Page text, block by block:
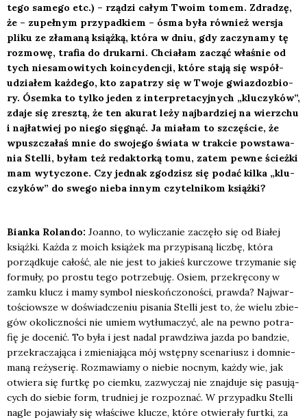
tego same­go etc.) – rzą­dzi całym Two­im tomem. Zdra­dzę,
że – zupeł­nym przy­pad­kiem – ósma była rów­nież wer­sja
pli­ku ze zła­ma­ną książ­ką, któ­ra w dniu, gdy zaczy­na­my tę
roz­mo­wę, tra­fia do dru­kar­ni. Chcia­łam zacząć wła­śnie od
tych nie­sa­mo­wi­tych koin­cy­den­cji, któ­re sta­ją się współ­
udzia­łem każ­de­go, kto zapa­trzy się w Two­je gwiaz­do­zbio­
ry. Ósem­ka to tyl­ko jeden z inter­pre­ta­cyj­nych „klu­czy­ków”,
zda­je się zresz­tą, że ten aku­rat leży naj­bar­dziej na wierz­chu
i naj­ła­twiej po nie­go się­gnąć. Ja mia­łam to szczę­ście, że
wpusz­cza­łaś mnie do swo­je­go świa­ta w trak­cie powsta­wa­
nia Stel­li, byłam też redak­tor­ką tomu, zatem pew­ne ścież­ki
mam wyty­czo­ne. Czy jed­nak zgo­dzisz się podać kil­ka „klu­
czy­ków” do swe­go nie­ba innym czy­tel­ni­kom książ­ki?
Bian­ka Rolan­do: Joan­no, to wyli­cza­nie zaczę­ło się od Bia­łej
książ­ki. Każ­da z moich ksią­żek ma przy­pi­sa­ną licz­bę, któ­ra
porząd­ku­je całość, ale nie jest to jakieś kur­czo­we trzy­ma­nie się
for­mu­ły, po pro­stu tego potrze­bu­ję. Osiem, prze­krę­co­ny w
zam­ku klucz i mamy sym­bol nie­skoń­czo­no­ści, praw­da? Naj­war­
to­ściow­sze w doświad­cze­niu pisa­nia Stel­li jest to, że wie­lu zbie­
gów oko­licz­no­ści nie umiem wytłu­ma­czyć, ale na pew­no potra­
fię je doce­nić. To była i jest nadal praw­dzi­wa jaz­da po ban­dzie,
prze­kra­cza­ją­ca i zmie­nia­ją­ca mój wstęp­ny sce­na­riusz i domnie­
ma­ną reży­se­rię. Roz­ma­wia­my o nie­bie noc­nym, każ­dy wie, jak
otwie­ra się furt­kę po ciem­ku, zazwy­czaj nie znaj­du­je się pasu­ją­
cych do sie­bie form, trud­niej je roz­po­znać. W przy­pad­ku Stel­li
nagle poja­wia­ły się wła­ści­we klu­cze, któ­re otwie­ra­ły furt­ki, za